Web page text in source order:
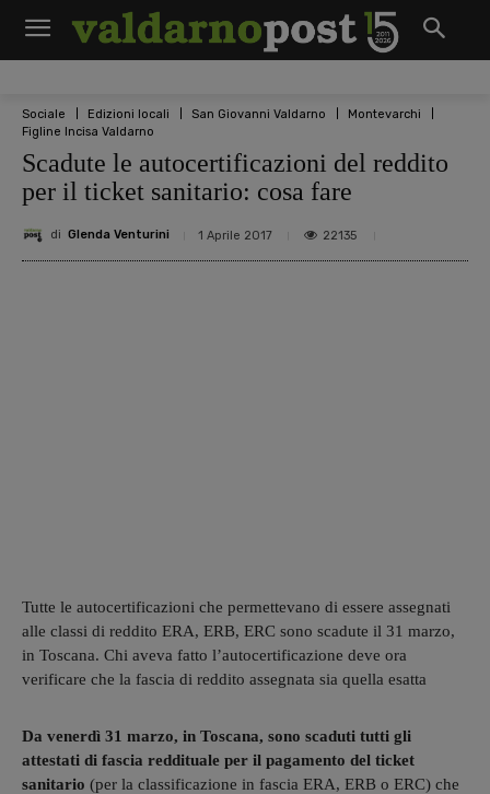
Sociale Edizioni locali San Giovanni Valdarno
Montevarchi
Figline Incisa Valdarno
Scadute le autocertificazioni del reddito
per il ticket sanitario: cosa fare
di Glenda Venturini 1 Aprile 2017 22135
Tutte le autocertificazioni che permettevano di essere assegnati
alle classi di reddito ERA, ERB, ERC sono scadute il 31 marzo,
in Toscana. Chi aveva fatto l’autocertificazione deve ora
verificare che la fascia di reddito assegnata sia quella esatta
Da venerdì 31 marzo, in Toscana, sono scaduti tutti gli
attestati di fascia reddituale per il pagamento del ticket
sanitario (per la classificazione in fascia ERA, ERB o ERC) che